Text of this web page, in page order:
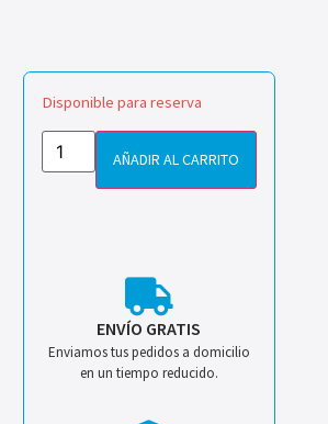
Disponible para reserva
AÑADIR AL CARRITO
ENVÍO GRATIS
Enviamos tus pedidos a domicilio
en un tiempo reducido.